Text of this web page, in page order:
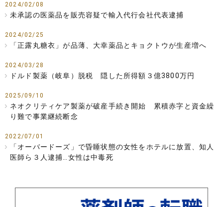
2024/02/08
未承認の医薬品を販売容疑で輸入代行会社代表逮捕
2024/02/25
「正露丸糖衣」が品薄、大幸薬品とキョクトウが生産増へ
2024/03/28
ドルド製薬（岐阜）脱税 隠した所得額３億3800万円
2025/09/10
ネオクリティケア製薬が破産手続き開始 累積赤字と資金繰
り難で事業継続断念
2022/07/01
「オーバードーズ」で昏睡状態の女性をホテルに放置、知人
医師ら３人逮捕…女性は中毒死